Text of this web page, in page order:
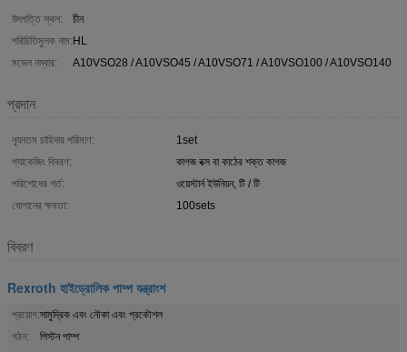
উৎপত্তি স্থল:
চীন
পরিচিতিমুলক নাম:HL
মডেল নম্বার:
A10VSO28 / A10VSO45 / A10VSO71 / A10VSO100 / A10VSO140
প্রদান
ন্যূনতম চাহিদার পরিমাণ:
1set
প্যাকেজিং বিবরণ:
কাগজ বক্স বা কাঠের শক্ত কাগজ
পরিশোধের শর্ত:
ওয়েস্টার্ন ইউনিয়ন, টি / টি
যোগানের ক্ষমতা:
100sets
বিবরণ
Rexroth হাইড্রোলিক পাম্প যন্ত্রাংশ
প্রয়োগ:সামুদ্রিক এবং নৌকা এবং প্রকৌশল
গঠন:
পিস্টন পাম্প